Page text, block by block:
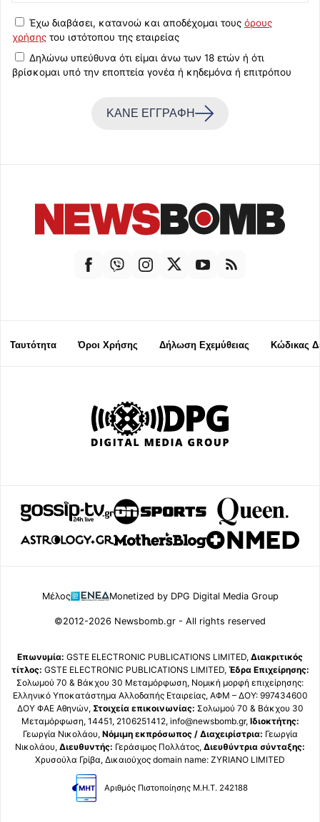
Έχω διαβάσει, κατανοώ και αποδέχομαι τους όρους
χρήσης του ιστότοπου της εταιρείας
Δηλώνω υπεύθυνα ότι είμαι άνω των 18 ετών ή ότι
βρίσκομαι υπό την εποπτεία γονέα ή κηδεμόνα ή επιτρόπου
ΚΑΝΕ ΕΓΓΡΑΦΗ
Ταυτότητα Όροι Χρήσης Δήλωση Εχεμύθειας Κώδικας
Μέλος Monetized by DPG Digital Media Group
©2012-2026 Newsbomb.gr - All rights reserved
Επωνυμία: GSTE ELECTRONIC PUBLICATIONS LIMITED, Διακριτικός
τίτλος: GSTE ELECTRONIC PUBLICATIONS LIMITED, Έδρα Επιχείρησης:
Σολωμού 70 & Βάκχου 30 Μεταμόρφωση, Νομική μορφή επιχείρησης:
Ελληνικό Υποκατάστημα Αλλοδαπής Εταιρείας, ΑΦΜ – ΔΟΥ: 997434600
ΔΟΥ ΦΑΕ Αθηνών, Στοιχεία επικοινωνίας: Σολωμού 70 & Βάκχου 30
Μεταμόρφωση, 14451, 2106251412, info@newsbomb.gr, Ιδιοκτήτης:
Γεωργία Νικολάου, Νόμιμη εκπρόσωπος / Διαχειρίστρια: Γεωργία
Νικολάου, Διευθυντής: Γεράσιμος Πολλάτος, Διευθύντρια σύνταξης:
Χρυσούλα Γρίβα, Δικαιούχος domain name: ZYRIANO LIMITED
Αριθμός Πιστοποίησης Μ.Η.Τ. 242188